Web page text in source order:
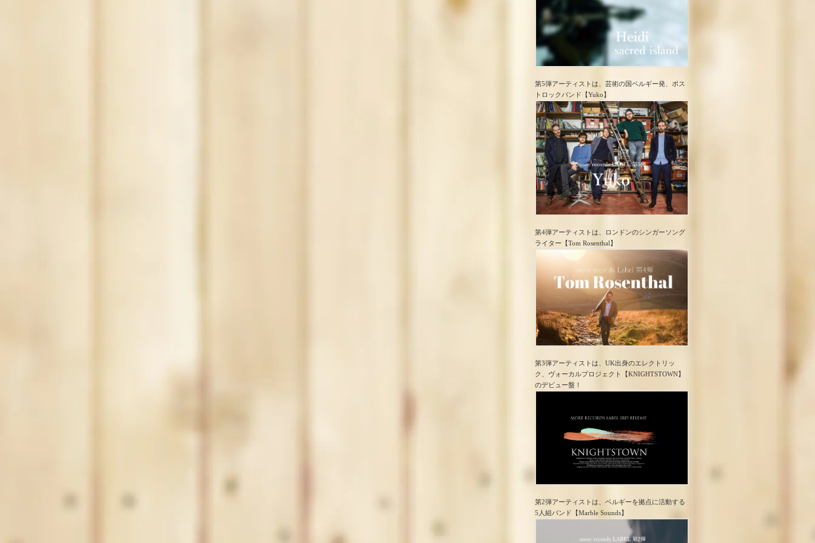
第5弾アーティストは、芸術の国ベルギー発、ポス
トロック​バンド【Yuko】
第4弾アーティストは、ロンドンのシンガーソング
ライター【Tom Rosenthal】
第3弾アーティストは、UK出身のエレクトリッ
ク、ヴォーカルプロジェクト【KNIGHTSTOWN】
のデビュー盤！
第2弾アーティストは、ベルギーを拠点に活動する
5人組バンド【Marble Sounds】